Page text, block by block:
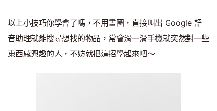
以上小技巧你學會了嗎，不用畫圈，直接叫出 Google 語
音助理就能搜尋想找的物品，常會滑一滑手機就突然對一些
東西感興趣的人，不妨就把這招學起來吧～